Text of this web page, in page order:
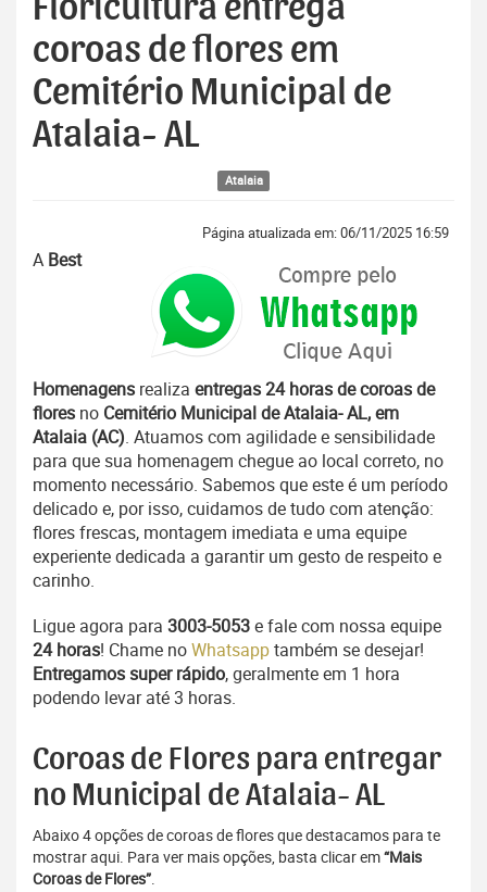
Floricultura entrega
coroas de flores em
Cemitério Municipal de
Atalaia- AL
Atalaia
Página atualizada em: 06/11/2025 16:59
A Best
Homenagens realiza entregas 24 horas de coroas de
flores no Cemitério Municipal de Atalaia- AL, em
Atalaia (AC). Atuamos com agilidade e sensibilidade
para que sua homenagem chegue ao local correto, no
momento necessário. Sabemos que este é um período
delicado e, por isso, cuidamos de tudo com atenção:
flores frescas, montagem imediata e uma equipe
experiente dedicada a garantir um gesto de respeito e
carinho.
Ligue agora para 3003-5053e fale com nossa equipe
24 horas! Chame noWhatsapptambém se desejar!
Entregamos super rápido, geralmente em 1 hora
podendo levar até 3 horas.
Coroas de Flores para entregar
no Municipal de Atalaia- AL
Abaixo 4 opções de coroas de flores que destacamos para te
mostrar aqui. Para ver mais opções, basta clicar em“Mais
Coroas de Flores”.